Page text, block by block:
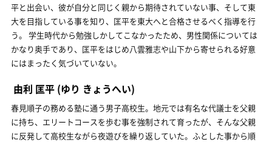
平と出会い、彼が自分と同じく親から期待されていない事、そして東
大を目指している事を知り、匡平を東大へと合格させるべく指導を行
う。 学生時代から勉強しかしてこなかったため、男性関係については
かなり奥手であり、匡平をはじめ八雲雅志や山下から寄せられる好意
にはまったく気づいていない。
由利 匡平 (ゆり きょうへい)
春見順子の務める塾に通う男子高校生。地元では有名な代議士を父親
に持ち、エリートコースを歩む事を強制されて育ったが、そんな父親
に反発して高校生ながら夜遊びを繰り返していた。ふとした事から順